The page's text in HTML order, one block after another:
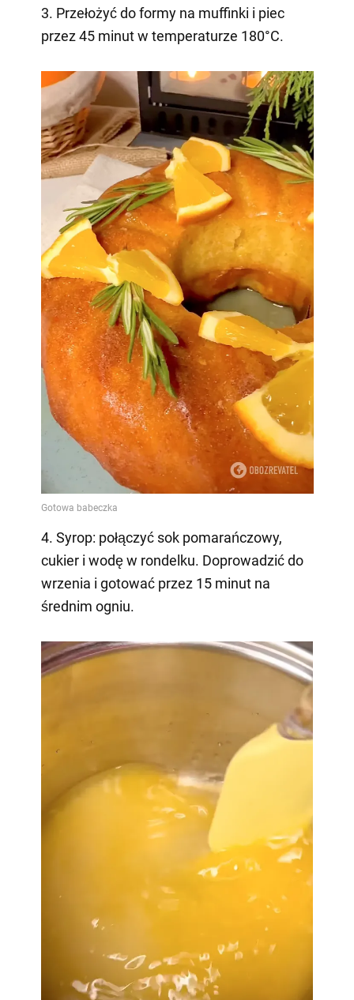
3. Przełożyć do formy na muffinki i piec
przez 45 minut w temperaturze 180°C.
4. Syrop: połączyć sok pomarańczowy,
cukier i wodę w rondelku. Doprowadzić do
wrzenia i gotować przez 15 minut na
średnim ogniu.